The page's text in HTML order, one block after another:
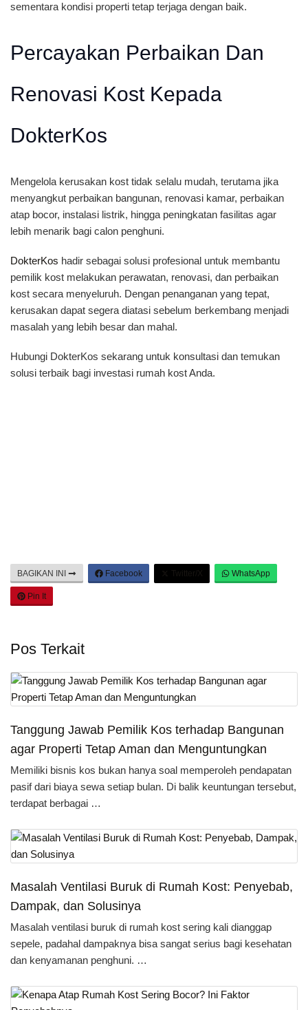
sementara kondisi properti tetap terjaga dengan baik.
Percayakan Perbaikan Dan
Renovasi Kost Kepada
DokterKos
Mengelola kerusakan kost tidak selalu mudah, terutama jika
menyangkut perbaikan bangunan, renovasi kamar, perbaikan
atap bocor, instalasi listrik, hingga peningkatan fasilitas agar
lebih menarik bagi calon penghuni.
DokterKos hadir sebagai solusi profesional untuk membantu
pemilik kost melakukan perawatan, renovasi, dan perbaikan
kost secara menyeluruh. Dengan penanganan yang tepat,
kerusakan dapat segera diatasi sebelum berkembang menjadi
masalah yang lebih besar dan mahal.
Hubungi DokterKos sekarang untuk konsultasi dan temukan
solusi terbaik bagi investasi rumah kost Anda.
BAGIKAN INI Facebook Twitter/X WhatsApp
Pin It
Pos Terkait
Tanggung Jawab Pemilik Kos terhadap Bangunan
agar Properti Tetap Aman dan Menguntungkan
Memiliki bisnis kos bukan hanya soal memperoleh pendapatan
pasif dari biaya sewa setiap bulan. Di balik keuntungan tersebut,
terdapat berbagai …
Masalah Ventilasi Buruk di Rumah Kost: Penyebab,
Dampak, dan Solusinya
Masalah ventilasi buruk di rumah kost sering kali dianggap
sepele, padahal dampaknya bisa sangat serius bagi kesehatan
dan kenyamanan penghuni. …